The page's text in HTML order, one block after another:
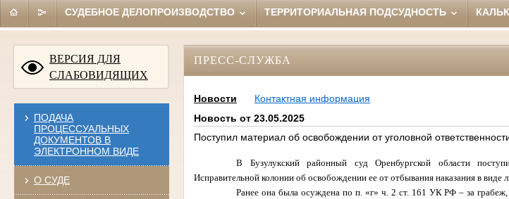
СУДЕБНОЕ ДЕЛОПРОИЗВОДСТВО ТЕРРИТОРИАЛЬНАЯ ПОДСУДНОСТЬ
ВЕРСИЯ ДЛЯ
СЛАБОВИДЯЩИХ
ПОДАЧА
ПРОЦЕССУАЛЬНЫХ
ДОКУМЕНТОВ В
ЭЛЕКТРОННОМ ВИДЕ
О СУДЕ
ПРЕСС-СЛУЖБА
Новости
Контактная информация
Новость от 23.05.2025
Поступил материал об освобождении от уголовной
В Бузулукский районный суд Оренбургской области
Исправительной колонии об освобождении ее от отбывания наказания в виде
Ранее она была осуждена по п. «г» ч. 2 ст. 161 УК РФ – за